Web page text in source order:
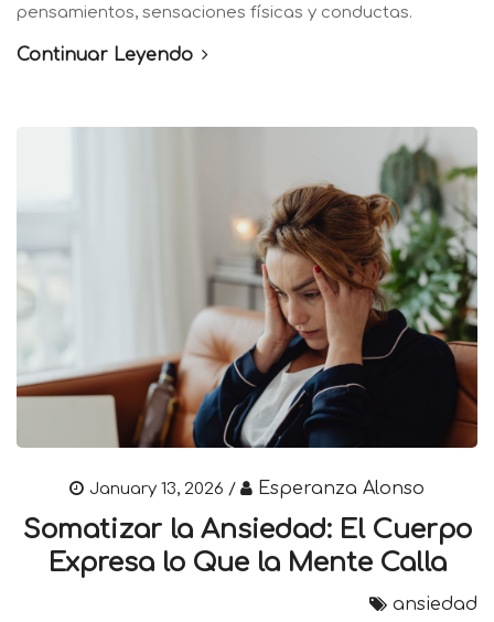
pensamientos, sensaciones físicas y conductas.
Continuar Leyendo
January 13, 2026 / Esperanza Alonso
Somatizar la Ansiedad: El Cuerpo
Expresa lo Que la Mente Calla
ansiedad